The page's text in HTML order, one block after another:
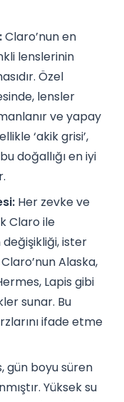
Claro’nun en
lenslerinin
Özel
lensler
ve yapay
‘akik grisi’,
doğallığı en iyi
Her zevke ve
Claro ile
ister
Alaska,
Lapis gibi
sunar. Bu
ifade etme
gün boyu süren
Yüksek su